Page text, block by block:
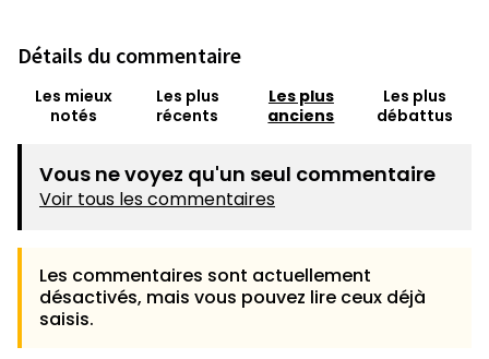
Détails du commentaire
Les mieux
notés
Les plus
récents
Les plus
anciens
Les plus
débattus
Vous ne voyez qu'un seul commentaire
Voir tous les commentaires
Les commentaires sont actuellement
désactivés, mais vous pouvez lire ceux déjà
saisis.